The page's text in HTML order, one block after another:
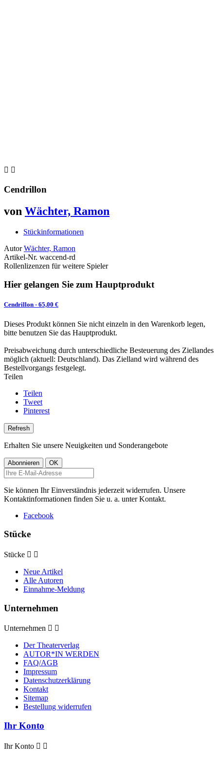
 
Cendrillon
von Wächter, Ramon
Stückinformationen
Autor Wächter, Ramon
Artikel-Nr. waccend-rd
Rollenlizenzen für weitere Spieler
Hier gelangen Sie zum Hauptprodukt
Cendrillon - 65,00 €
Dieses Produkt können Sie nicht einzeln in den Warenkorb legen,
bitte benutzen Sie das Hauptprodukt.
Preisabweichung durch unterschiedliche Besteuerung des Ziellandes
möglich (aktuell: Deutschland). Das Zielland wird während des
Bestellvorgangs festgelegt.
Teilen
Teilen
Tweet
Pinterest
Erhalten Sie unsere Neuigkeiten und Sonderangebote
Sie können Ihr Einverständnis jederzeit widerrufen. Unsere
Kontaktinformationen finden Sie u. a. unter Kontakt.
Facebook
Stücke
Stücke  
Neue Artikel
Alle Autoren
Einnahme-Meldung
Unternehmen
Unternehmen  
Der Theaterverlag
AUTOR*IN WERDEN
FAQ/AGB
Impressum
Datenschutzerklärung
Kontakt
Sitemap
Bestellung widerrufen
Ihr Konto
Ihr Konto  